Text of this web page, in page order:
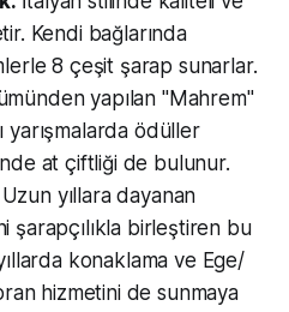
Kendi bağlarında
8 çeşit şarap sunarlar.
yapılan "Mahrem"
yarışmalarda ödüller
at çiftliği de bulunur.
Uzun yıllara dayanan
şarapçılıkla birleştiren bu
konaklama ve Ege/
hizmetini de sunmaya